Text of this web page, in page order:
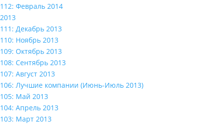
112: Февраль 2014
2013
111: Декабрь 2013
110: Ноябрь 2013
109: Октябрь 2013
108: Сентябрь 2013
107: Август 2013
106: Лучшие компании (Июнь-Июль 2013)
105: Май 2013
104: Апрель 2013
103: Март 2013